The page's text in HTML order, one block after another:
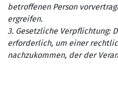
betroffenen Person
ergreifen.
3. Gesetzliche Verpflichtung:
erforderlich, um einer
nachzukommen, der der